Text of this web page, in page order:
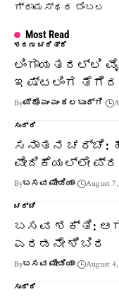
ಗ್ರಾಮಸ್ಥರ ಬೆಂಬಲ
Most Read
ಶರಣ ಚರಿತ್ರೆ
ಲಿಂಗಾಯತದಲ್ಲಿ
ಇಷ್ಟಲಿಂಗ ತೆಗೆದ
Byಪ್ರೊ ಎಂ ಎಂ ಕಲಬುರ್ಗಿ
ಸುದ್ದಿ
ಸನಾತನ ಚರ್ಚೆ:
ವೇದಿಕೆಯಲ್ಲೇ
Byಬಸವ ಮೀಡಿಯಾ August
ಚರ್ಚೆ
ಬಸವ ಶಕ್ತಿ:
ಎರಡನೇ ಶಿಬಿರ
Byಬಸವ ಮೀಡಿಯಾ August
ಸುದ್ದಿ